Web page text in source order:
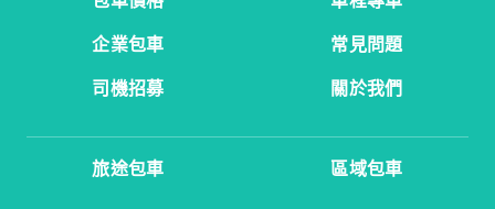
企業包車
常見問題
司機招募
關於我們
旅途包車 區域包車